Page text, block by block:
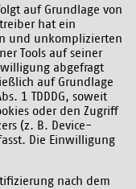
auf Grundlage von
hat ein
und unkomplizierten
Tools auf seiner
abgefragt
auf Grundlage
1 TDDDG, soweit
oder den Zugriff
(z. B. Device-
Die Einwilligung
nach dem